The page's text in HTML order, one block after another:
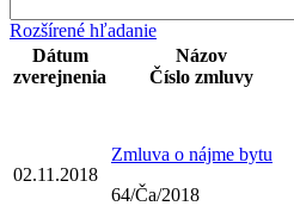
Rozšírené hľadanie
Dátum
zverejnenia
Názov
Číslo zmluvy
02.11.2018
Zmluva o nájme bytu
64/Ča/2018